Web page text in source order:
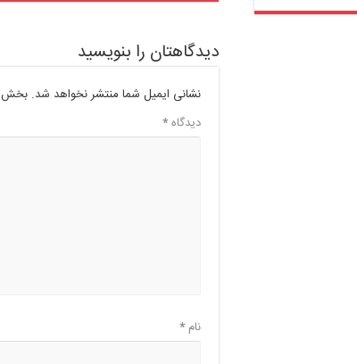
دیدگاهتان را بنویسید
نشانی ایمیل شما منتشر نخواهد شد.
دیدگاه*
نام*